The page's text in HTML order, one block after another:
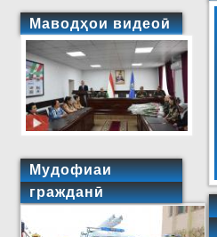
Маводҳои видеоӣ
Мудофиаи
гражданӣ